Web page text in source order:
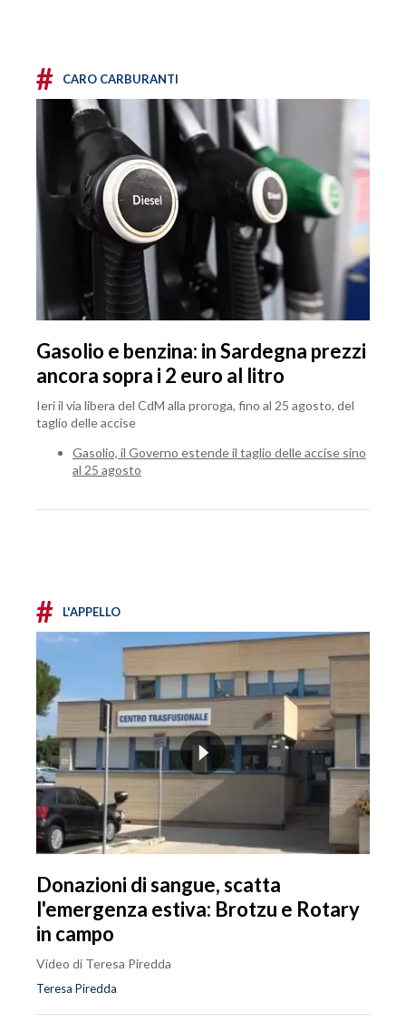
# CARO CARBURANTI
Gasolio e benzina: in Sardegna prezzi
ancora sopra i 2 euro al litro
Ieri il via libera del CdM alla proroga, fino al 25 agosto, del
taglio delle accise
Gasolio, il Governo estende il taglio delle accise sino
al 25 agosto
# L'APPELLO
Donazioni di sangue, scatta
l'emergenza estiva: Brotzu e Rotary
in campo
Video di Teresa Piredda
Teresa Piredda